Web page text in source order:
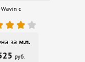
с
за м.п.
руб.